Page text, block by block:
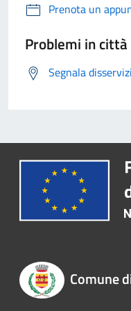
Prenota un
Problemi in città
Segnala
Comune